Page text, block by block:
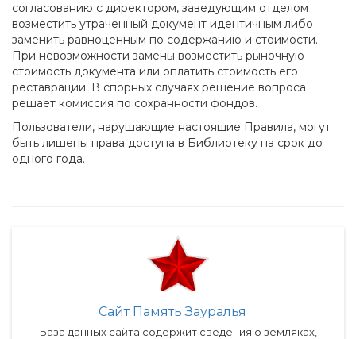
согласованию с директором, заведующим отделом
возместить утраченный документ идентичным либо
заменить равноценным по содержанию и стоимости.
При невозможности замены возместить рыночную
стоимость документа или оплатить стоимость его
реставрации. В спорных случаях решение вопроса
решает комиссия по сохранности фондов.
Пользователи, нарушающие настоящие Правила, могут
быть лишены права доступа в Библиотеку на срок до
одного года.
Сайт Память Зауралья
База данных сайта содержит сведения о земляках,